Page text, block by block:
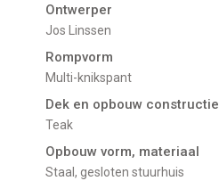
Ontwerper
Jos Linssen
Rompvorm
Multi-knikspant
Dek en opbouw constructie
Teak
Opbouw vorm, materiaal
Staal, gesloten stuurhuis